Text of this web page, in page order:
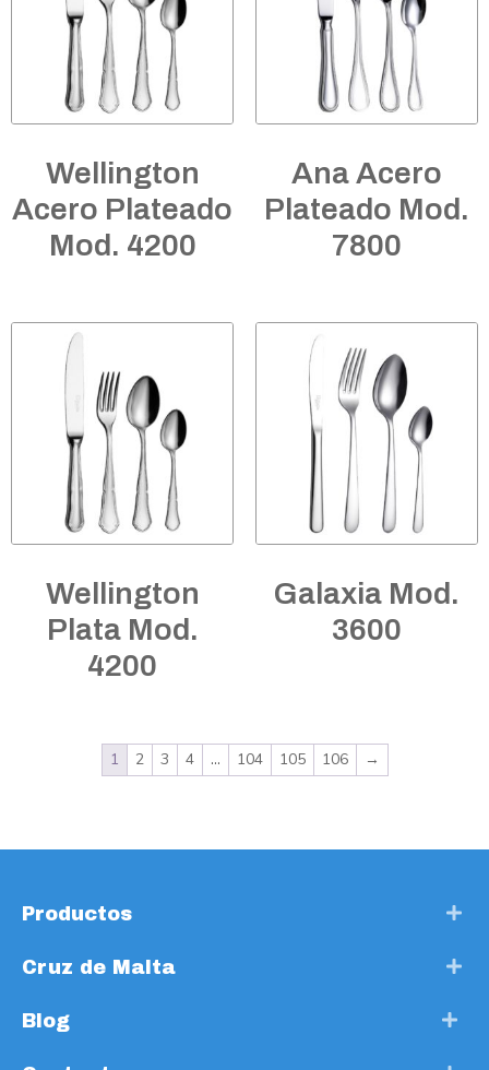
Wellington
Acero Plateado
Mod. 4200
Ana Acero
Plateado Mod.
7800
Wellington
Plata Mod.
4200
Galaxia Mod.
3600
1 2 3 4 … 104 105 106 →
Productos
Cruz de Malta
Blog